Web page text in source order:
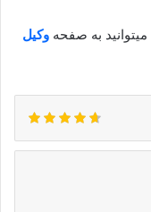
به صفحه وکیل